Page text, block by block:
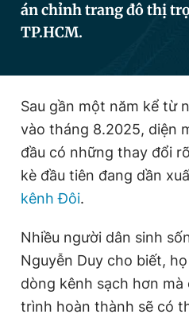
Đọc Thanh Niên trên điện
Theo dõi báo trên
Hotline
0906 645 777
Tổng biên tập: Nguyễn Ngọc
Phó tổng biên tập thường trực:
Phó tổng biên tập: Lâm Hiếu Dũng
Phó tổng biên tập: Trần Việt
Tổng thư ký tòa soạn: Đức Trung
án chỉnh trang đô thị
TP.HCM.
Sau gần một năm kể từ
vào tháng 8.2025, diện
đầu có những thay đổi
kè đầu tiên đang dần
kênh Đôi.
Nhiều người dân sinh
Nguyễn Duy cho biết,
dòng kênh sạch hơn
trình hoàn thành sẽ có